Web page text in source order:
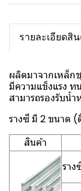
รายละเอียดสิ
ผลิตมาจากเหล็
มีความแข็งแรง ท
สามารถรองรับน้
รางซี มี 2 ขนาด
สินค้า
รา